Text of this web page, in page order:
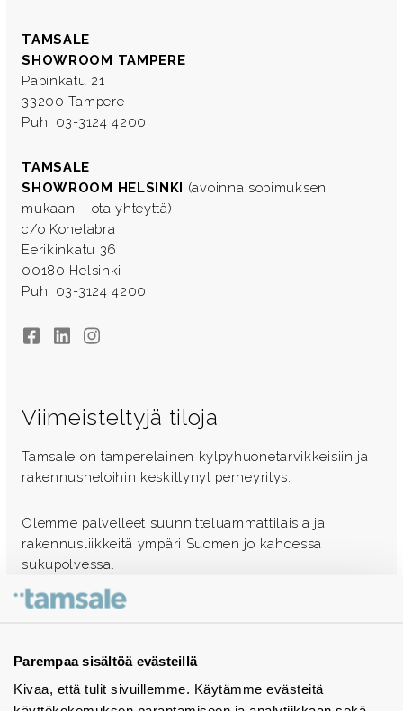
Parempaa sisältöä evästeillä
Kivaa, että tulit sivuillemme. Käytämme evästeitä
TAMSALE
SHOWROOM TAMPERE
Papinkatu 21
33200 Tampere
Puh. 03-3124 4200
TAMSALE
SHOWROOM HELSINKI (avoinna sopimuksen
mukaan – ota yhteyttä)
c/o Konelabra
Eerikinkatu 36
00180 Helsinki
Puh. 03-3124 4200
FacebookLinkedInInstagram
Viimeisteltyjä tiloja
Tamsale on tamperelainen kylpyhuonetarvikkeisiin ja
rakennusheloihin keskittynyt perheyritys.
Olemme palvelleet suunnitteluammattilaisia ja
rakennusliikkeitä ympäri Suomen jo kahdessa
sukupolvessa.
Ota yhteyttä - autamme mielellämme
Tuotekuvastot
Instagram